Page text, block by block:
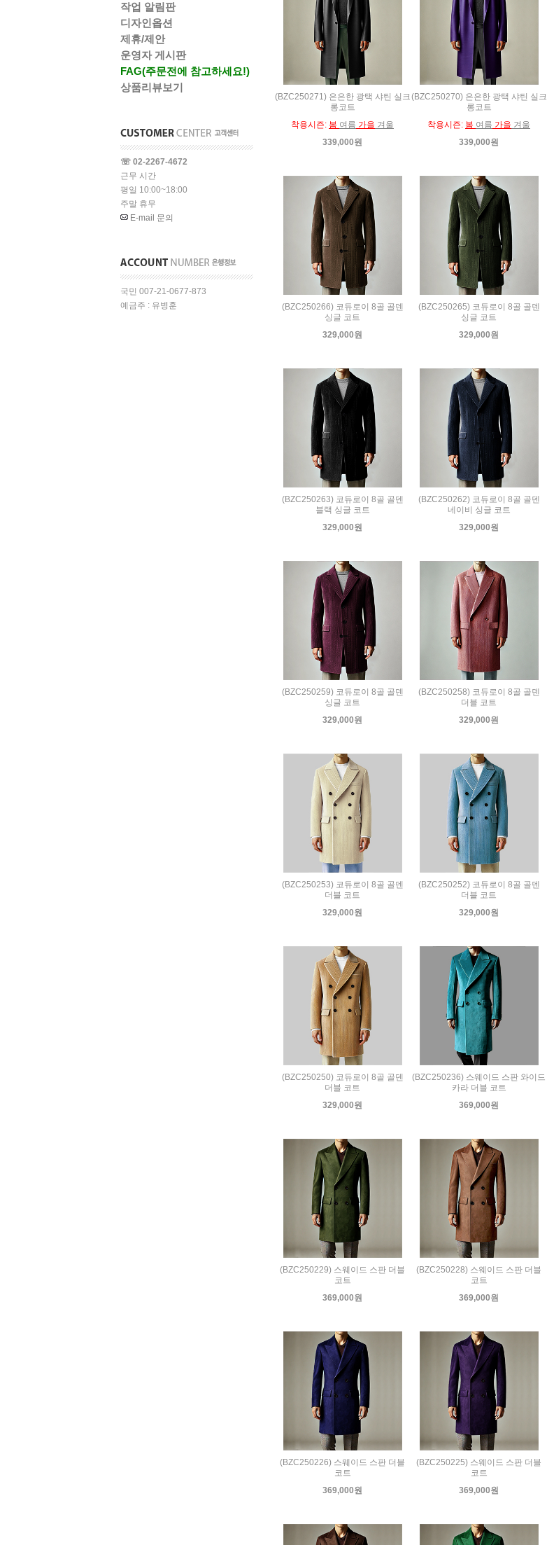
작업 알림판
디자인옵션
제휴/제안
운영자 게시판
FAG(주문전에 참고하세요!)
상품리뷰보기
☏ 02-2267-4672
근무 시간
평일 10:00~18:00
주말 휴무
E-mail 문의
국민 007-21-0677-873
예금주 : 유병훈
(BZC250271) 은은한 광택 샤틴 실크
롱코트
착용시즌: 봄 여름 가을 겨울
339,000원
(BZC250270) 은은한 광택 샤틴 실크
롱코트
착용시즌: 봄 여름 가을 겨울
339,000원
(BZC250266) 코듀로이 8골 골덴
싱글 코트
329,000원
(BZC250265) 코듀로이 8골 골덴
싱글 코트
329,000원
(BZC250263) 코듀로이 8골 골덴
블랙 싱글 코트
329,000원
(BZC250262) 코듀로이 8골 골덴
네이비 싱글 코트
329,000원
(BZC250259) 코듀로이 8골 골덴
싱글 코트
329,000원
(BZC250258) 코듀로이 8골 골덴
더블 코트
329,000원
(BZC250253) 코듀로이 8골 골덴
더블 코트
329,000원
(BZC250252) 코듀로이 8골 골덴
더블 코트
329,000원
(BZC250250) 코듀로이 8골 골덴
더블 코트
329,000원
(BZC250236) 스웨이드 스판 와이드
카라 더블 코트
369,000원
(BZC250229) 스웨이드 스판 더블
코트
369,000원
(BZC250228) 스웨이드 스판 더블
코트
369,000원
(BZC250226) 스웨이드 스판 더블
코트
369,000원
(BZC250225) 스웨이드 스판 더블
코트
369,000원